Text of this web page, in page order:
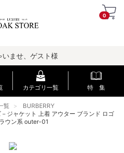
0
いませ、ゲスト様
カテゴリ一覧 特 集
覧
BURBERRY
ジャケット 上着 アウター ブランド ロゴ
ウン系 outer-01